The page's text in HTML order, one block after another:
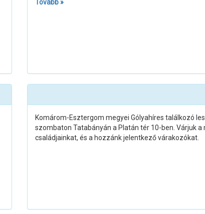
Tovább »
Komárom-Esztergom megyei Gólyahíres találkozó
szombaton Tatabányán a Platán tér 10-ben. Várjuk a
családjainkat, és a hozzánk jelentkező várakozókat.